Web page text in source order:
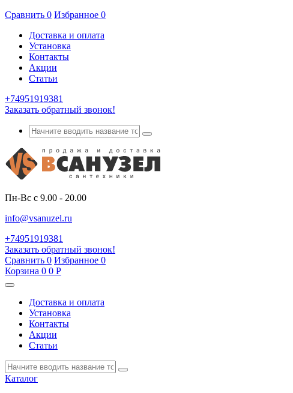
Сравнить 0 Избранное 0
Доставка и оплата
Установка
Контакты
Акции
Статьи
+74951919381
Заказать обратный звонок!
Пн-Вс с 9.00 - 20.00
info@vsanuzel.ru
+74951919381
Заказать обратный звонок!
Сравнить 0 Избранное 0
Корзина 0 0 Р
Доставка и оплата
Установка
Контакты
Акции
Статьи
Каталог